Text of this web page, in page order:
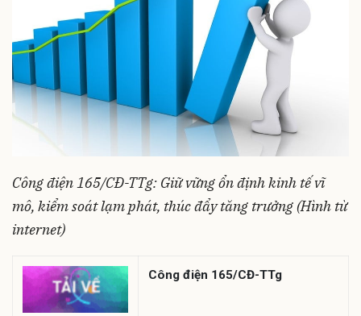
Công điện 165/CĐ-TTg: Giữ vững ổn định kinh tế vĩ
mô, kiểm soát lạm phát, thúc đẩy tăng trưởng (Hình từ
internet)
Công điện 165/CĐ-TTg